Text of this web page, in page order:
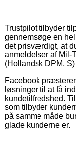
Trustpilot tilbyder
gennemsøge en
det prisværdigt, at
anmeldelser af Mil-
(Hollandsk DPM,
Facebook
løsninger til at få
kundetilfredshed.
som tilbyder
på samme måde
glade kunderne er.